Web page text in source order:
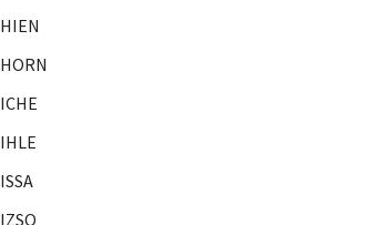
HIEN
HORN
ICHE
IHLE
ISSA
IZSO